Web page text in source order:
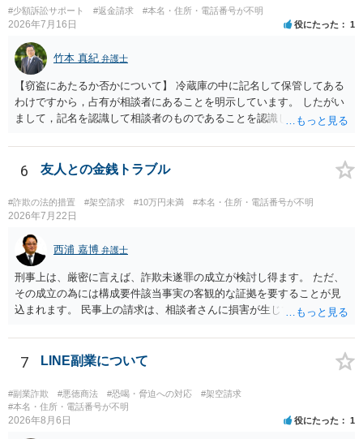
本的に贈与に該当する場合には返金請求ができません。 詐欺を含め、
当方に返金の理屈があるかどうかを確認していきます。 さらに、渡し
た金額について、裏付けがあるかどうかも精査します。 上記を経て、
身元の特定、返金の理屈があると判断できるのであれば、まずは交渉
からスタートすることになるでしょう。 ご理解のとおり、詐欺である
ことの立証は簡単ではありません。 刑事事件化が出来るのであれば、
返金交渉で有利になる可能性がありますが、民事上の詐欺の立証以上
に難しいところがあります。 こちらについては、一度、最寄りの警察
良いかと思います。
#少額訴訟サポート #返金請求 #本名・住所・電話番号が不明
2026年7月16日 役にたった 1
竹本 真紀 弁護士
【窃盗にあたるか否かについて】 冷蔵庫の中に記名して保管してある
わけですから，占有が相談者にあることを明示しています。 したがい
まして，記名を認識して相談者のものであることを認識していながら
盗罪が成立します。 しかし，窃盗罪は，故意犯です。 過失犯の場合に
は，窃盗罪は成立しません。処罰規定がないからです。 おそらく，持
ち出した方は，相談者の記名に気づかず，自分のものと間違えて持ち
出してしまったのでしょう。 残っているのが無記名（つまり，自分の
物に記名していない）のようですから，記名を気にしていない方だと
思います。 この場合は，過失にすぎませんから，窃盗罪は成立せず，
刑事的処罰を求めることはできません。 【弁償してもらうことは可能
か】 刑事ではなく民事の場合，不法行為に基づく損害賠償請求が問題
となります。 不法行為に基づく損害賠償請求は，故意だけではなく過
失も対象となります。 したがいまして，弁償してもらうことは可能で
す。 ただし，間違えた方が誰かわかることが重要にはなります。
6 友人との金銭トラブル
#詐欺の法的措置 #架空請求 #10万円未満 #本名・住所・電話番号が不明
2026年7月22日
西浦 嘉博 弁護士
刑事上は、厳密に言えば、詐欺未遂罪の成立が検討し得ます。 ただ、
その成立の為には構成要件該当事実の客観的な証拠を要することが見
込まれます。 民事上の請求は、相談者さんに損害が生じていない以
い場合、最寄りの法律事務所での相談を検討ください。 上記、ご参考
ください。
7 LINE副業について
#副業詐欺 #悪徳商法 #恐喝・脅迫への対応
#架空請求
#本名・住所・電話番号が不明
2026年8月6日 役にたった 1